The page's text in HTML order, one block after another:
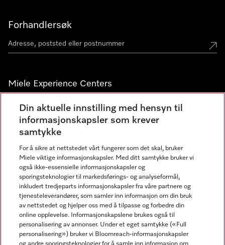
Forhandlersøk
Miele Experience Centers
Miele Experience Center Nesbru
Miele Outlet Nesbru
Nyhetsbrev
Din aktuelle innstilling med hensyn til
informasjonskapsler som krever
samtykke
For å sikre at nettstedet vårt fungerer som det skal, bruker
Miele viktige informasjonskapsler. Med ditt samtykke bruker vi
også ikke-essensielle informasjonskapsler og
sporingsteknologier til markedsførings- og analyseformål,
inkludert tredjeparts informasjonskapsler fra våre partnere og
tjenesteleverandører, som samler inn informasjon om din bruk
av nettstedet og hjelper oss med å tilpasse og forbedre din
online opplevelse. Informasjonskapslene brukes også til
personalisering av annonser. Under et eget samtykke («Full
personalisering») bruker vi Bloomreach-informasjonskapsler